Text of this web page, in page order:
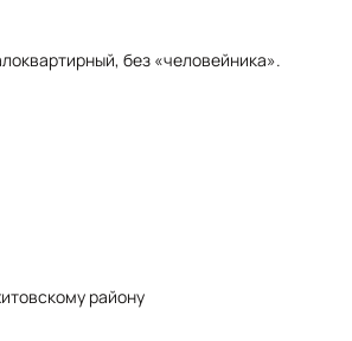
без «человейника».
району